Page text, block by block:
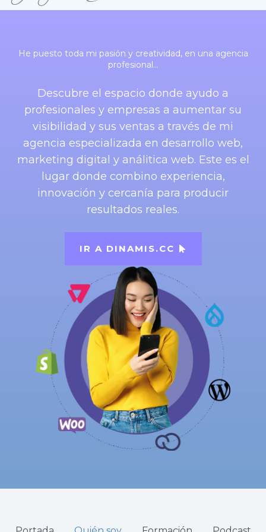
He puesto toda mi pasión y creatividad, en una agencia
profesional…
Descubre el espacio donde ayudo a
profesionales y empresas a aumentar su
visibilidad y sus ventas a través de mi
agencia especializada en desarrollo web,
marketing digital y análitica web. Este es el
lugar donde combino experiencia,
innovación y cercanía para producir
resultados reales.
IR A DINAMIS.CC